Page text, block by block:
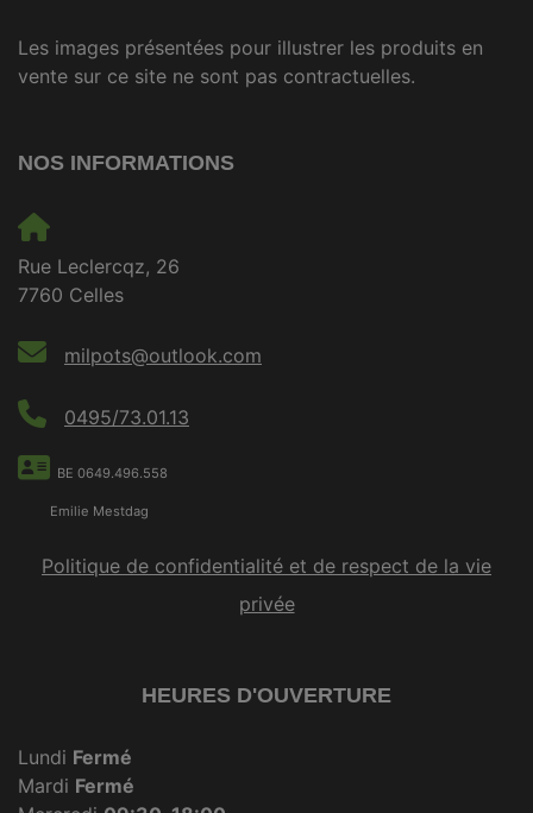
Les images présentées pour illustrer les produits en
vente sur ce site ne sont pas contractuelles.
NOS INFORMATIONS
Rue Leclercqz, 26
7760 Celles
milpots@outlook.com
0495/73.01.13
BE 0649.496.558
Emilie Mestdag
Politique de confidentialité et de respect de la vie
privée
HEURES D'OUVERTURE
Lundi Fermé
Mardi Fermé